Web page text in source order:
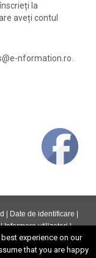
la
aveți contul
nformation.ro.
| Date de identificare
Informare utilizatori|
experience on our
that you are happy